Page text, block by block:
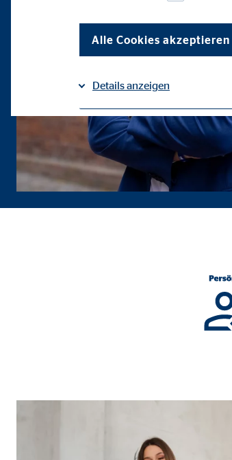
Alle Cookies akzeptieren
Details anzeigen
Notwendige Cookies
Notwendige Cookies
Funktion der Webseite
Impressum |Datenschutz